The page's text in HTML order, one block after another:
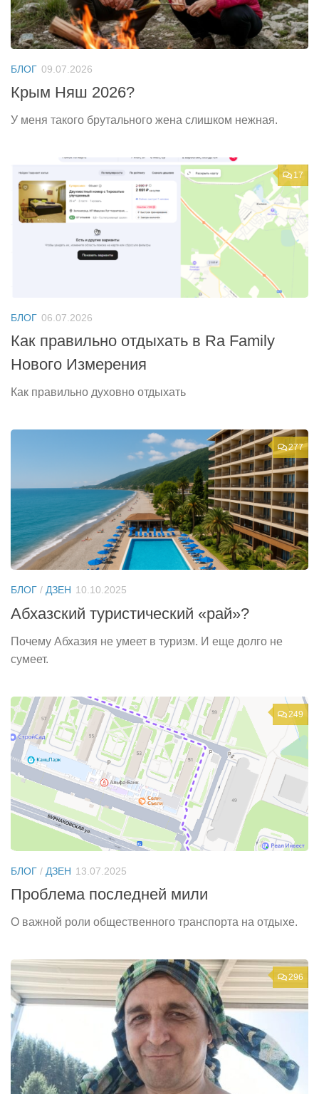
БЛОГ 09.07.2026
Крым Няш 2026?
У меня такого брутального жена слишком нежная.
17
БЛОГ 06.07.2026
Как правильно отдыхать в Ra Family
Нового Измерения
Как правильно духовно отдыхать
277
БЛОГ / ДЗЕН 10.10.2025
Абхазский туристический «рай»?
Почему Абхазия не умеет в туризм. И еще долго не
сумеет.
249
БЛОГ / ДЗЕН 13.07.2025
Проблема последней мили
О важной роли общественного транспорта на отдыхе.
296